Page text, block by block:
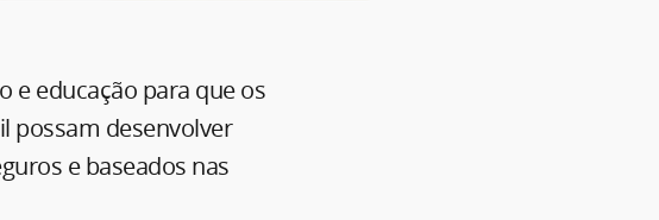
e educação para que os
possam desenvolver
e baseados nas